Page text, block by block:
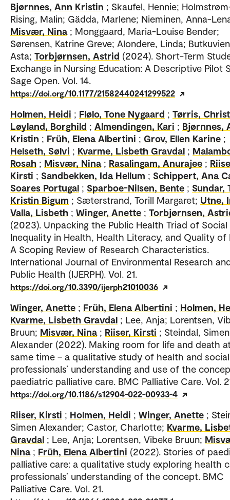
Bjørnnes, Ann Kristin ; Skaufel, Hennie;
Rising, Malin; Gädda, Marlene; Nieminen, Anna-
Misvær, Nina ; Monggaard, Maria-Louise Bender;
Sørensen, Katrine Greve; Alondere, Linda;
Asta; Torbjørnsen, Astrid (2024). Short-Term
Exchange in Nursing Education: A Descriptive Pilot
Sage Open. Vol. 14.
https://doi.org/10.1177/21582440241299522
Holmen, Heidi ; Flølo, Tone Nygaard ; Tørris,
Løyland, Borghild ; Almendingen, Kari ; Bjørnnes,
Kristin ; Früh, Elena Albertini ; Grov, Ellen Karine ;
Helseth, Sølvi ; Kvarme, Lisbeth Gravdal ;
Rosah ; Misvær, Nina ; Rasalingam, Anurajee ;
Kirsti ; Sandbekken, Ida Hellum ; Schippert, Ana
Soares Portugal ; Sparboe-Nilsen, Bente ; Sundar,
Kristin Bigum ; Sæterstrand, Torill Margaret; Utne,
Valla, Lisbeth ; Winger, Anette ; Torbjørnsen,
(2023). Unpacking the Public Health Triad of Social
Inequality in Health, Health Literacy, and Quality
A Scoping Review of Research Characteristics.
International Journal of Environmental Research
Public Health (IJERPH). Vol. 21.
https://doi.org/10.3390/ijerph21010036
Winger, Anette ; Früh, Elena Albertini ; Holmen,
Kvarme, Lisbeth Gravdal ; Lee, Anja; Lorentsen,
Bruun; Misvær, Nina ; Riiser, Kirsti ; Steindal, Simen
Alexander (2022). Making room for life and death
same time – a qualitative study of health and
professionals’ understanding and use of the
paediatric palliative care. BMC Palliative Care. Vol.
https://doi.org/10.1186/s12904-022-00933-4
Riiser, Kirsti ; Holmen, Heidi ; Winger, Anette ;
Simen Alexander; Castor, Charlotte; Kvarme,
Gravdal ; Lee, Anja; Lorentsen, Vibeke Bruun;
Nina ; Früh, Elena Albertini (2022). Stories of
palliative care: a qualitative study exploring health
professionals’ understanding of the concept. BMC
Palliative Care. Vol. 21.